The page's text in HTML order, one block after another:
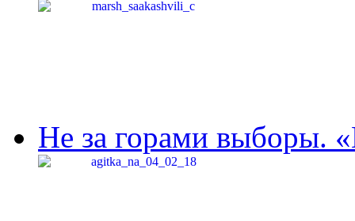
Не за горами выборы.